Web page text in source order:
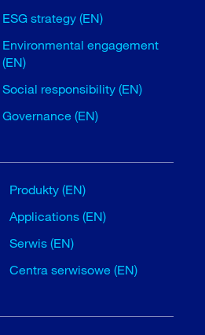
ESG strategy (EN)
Environmental engagement
(EN)
Social responsibility (EN)
Governance (EN)
Produkty (EN)
Applications (EN)
Serwis (EN)
Centra serwisowe (EN)